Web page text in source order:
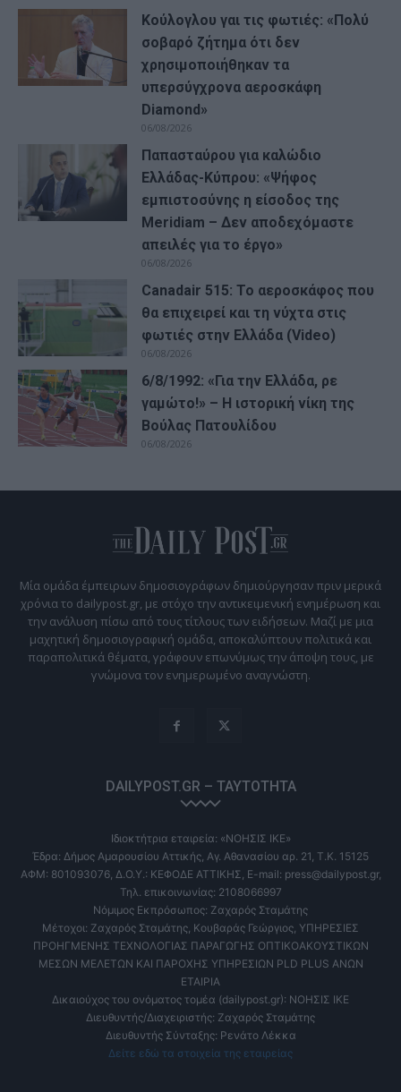
Κούλογλου γαι τις φωτιές: «Πολύ
σοβαρό ζήτημα ότι δεν
χρησιμοποιήθηκαν τα
υπερσύγχρονα αεροσκάφη
Diamond»
06/08/2026
Παπασταύρου για καλώδιο
Ελλάδας-Κύπρου: «Ψήφος
εμπιστοσύνης η είσοδος της
Meridiam – Δεν αποδεχόμαστε
απειλές για το έργο»
06/08/2026
Canadair 515: Το αεροσκάφος που
θα επιχειρεί και τη νύχτα στις
φωτιές στην Ελλάδα (Video)
06/08/2026
6/8/1992: «Για την Ελλάδα, ρε
γαμώτο!» – Η ιστορική νίκη της
Βούλας Πατουλίδου
06/08/2026
Μία ομάδα έμπειρων δημοσιογράφων δημιούργησαν πριν μερικά
χρόνια το dailypost.gr, με στόχο την αντικειμενική ενημέρωση και
την ανάλυση πίσω από τους τίτλους των ειδήσεων. Μαζί με μια
μαχητική δημοσιογραφική ομάδα, αποκαλύπτουν πολιτικά και
παραπολιτικά θέματα, γράφουν επωνύμως την άποψη τους, με
γνώμονα τον ενημερωμένο αναγνώστη.
DAILYPOST.GR – ΤΑΥΤΌΤΗΤΑ
Ιδιοκτήτρια εταιρεία: «ΝΟΗΣΙΣ ΙΚΕ»
Έδρα: Δήμος Αμαρουσίου Αττικής, Αγ. Αθανασίου αρ. 21, Τ.Κ. 15125
ΑΦΜ: 801093076, Δ.Ο.Υ.: ΚΕΦΟΔΕ ΑΤΤΙΚΗΣ, E-mail: press@dailypost.gr,
Τηλ. επικοινωνίας: 2108066997
Νόμιμος Εκπρόσωπος: Ζαχαρός Σταμάτης
Μέτοχοι: Ζαχαρός Σταμάτης, Κουβαράς Γεώργιος, ΥΠΗΡΕΣΙΕΣ
ΠΡΟΗΓΜΕΝΗΣ ΤΕΧΝΟΛΟΓΙΑΣ ΠΑΡΑΓΩΓΗΣ ΟΠΤΙΚΟΑΚΟΥΣΤΙΚΩΝ
ΜΕΣΩΝ ΜΕΛΕΤΩΝ ΚΑΙ ΠΑΡΟΧΗΣ ΥΠΗΡΕΣΙΩΝ PLD PLUS ΑΝΩΝ
ΕΤΑΙΡΙΑ
Δικαιούχος του ονόματος τομέα (dailypost.gr): ΝΟΗΣΙΣ ΙΚΕ
Διευθυντής/Διαχειριστής: Ζαχαρός Σταμάτης
Διευθυντής Σύνταξης: Ρενάτο Λέκκα
Δείτε εδώ τα στοιχεία της εταιρείας